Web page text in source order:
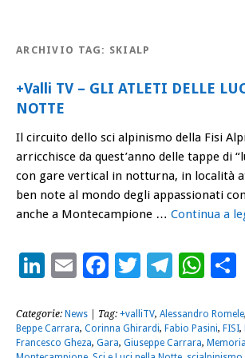
ARCHIVIO TAG: SKIALP
+Valli TV – GLI ATLETI DELLE
NOTTE
Il circuito dello sci alpinismo della Fisi
arricchisce da quest’anno delle tappe di
con gare vertical in notturna, in località
ben note al mondo degli appassionati
anche a Montecampione … Continua a
LinkedIn
EmailFacebook
Twitter
Categorie: News | Tag: +valliTV, Alessandro Romele,
Beppe Carrara, Corinna Ghirardi, Fabio Pasini, FISI,
Francesco Gheza, Gara, Giuseppe Carrara,